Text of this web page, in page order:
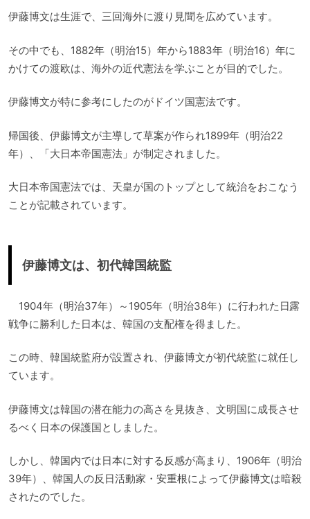
伊藤博文は生涯で、三回海外に渡り見聞を広めています。
その中でも、1882年（明治15）年から1883年（明治16）年に
かけての渡欧は、海外の近代憲法を学ぶことが目的でした。
伊藤博文が特に参考にしたのがドイツ国憲法です。
帰国後、伊藤博文が主導して草案が作られ1899年（明治22
年）、「大日本帝国憲法」が制定されました。
大日本帝国憲法では、天皇が国のトップとして統治をおこなう
ことが記載されています。
伊藤博文は、初代韓国統監
1904年（明治37年）～1905年（明治38年）に行われた日露
戦争に勝利した日本は、韓国の支配権を得ました。
この時、韓国統監府が設置され、伊藤博文が初代統監に就任し
ています。
伊藤博文は韓国の潜在能力の高さを見抜き、文明国に成長させ
るべく日本の保護国としました。
しかし、韓国内では日本に対する反感が高まり、1906年（明治
39年）、韓国人の反日活動家・安重根によって伊藤博文は暗殺
されたのでした。